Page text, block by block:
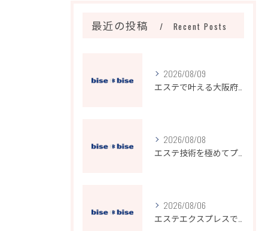
最近の投稿 Recent Posts
2026/08/09
エステで叶える大阪府大阪市のリンパケア徹底比較と選び方ガイド
2026/08/08
エステ技術を極めてプロの施術力と高収入を実現する方法
2026/08/06
エステエクスプレスで効率的に運営課題を解決する実践ノウハウ